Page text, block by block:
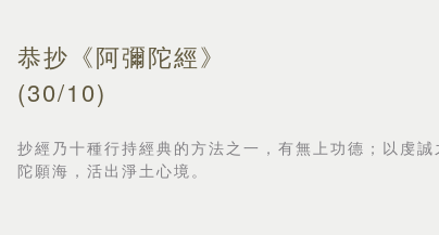
恭抄《阿彌陀經》
(30/10)
抄經乃十種行持經典的方法之一，有無上功德；以虔
陀願海，活出淨土心境。